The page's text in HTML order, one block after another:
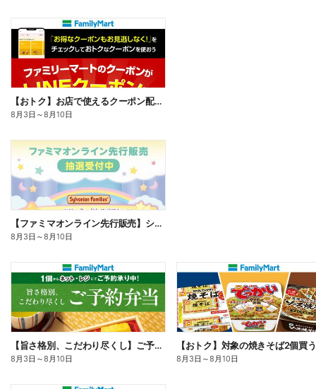
【おトク】お店で使えるクーポン配信中
8月3日 ～8月10日
【ファミマオンライン先行販売】シルバニアファミリー
8月3日 ～8月10日
【旨さ格別、こだわり尽くし】ご予約弁当
8月3日 ～8月10日 8月3日 ～8月10日